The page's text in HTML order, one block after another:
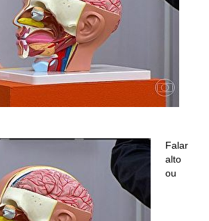
Falar
alto
ou